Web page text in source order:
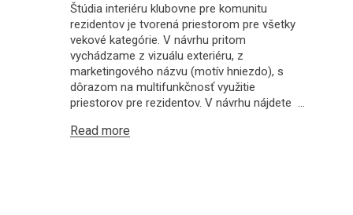
Štúdia interiéru klubovne pre komunitu
rezidentov je tvorená priestorom pre všetky
vekové kategórie. V návrhu pritom
vychádzame z vizuálu exteriéru, z
marketingového názvu (motív hniezdo), s
dôrazom na multifunkčnosť využitie
priestorov pre rezidentov. V návrhu nájdete
Read more